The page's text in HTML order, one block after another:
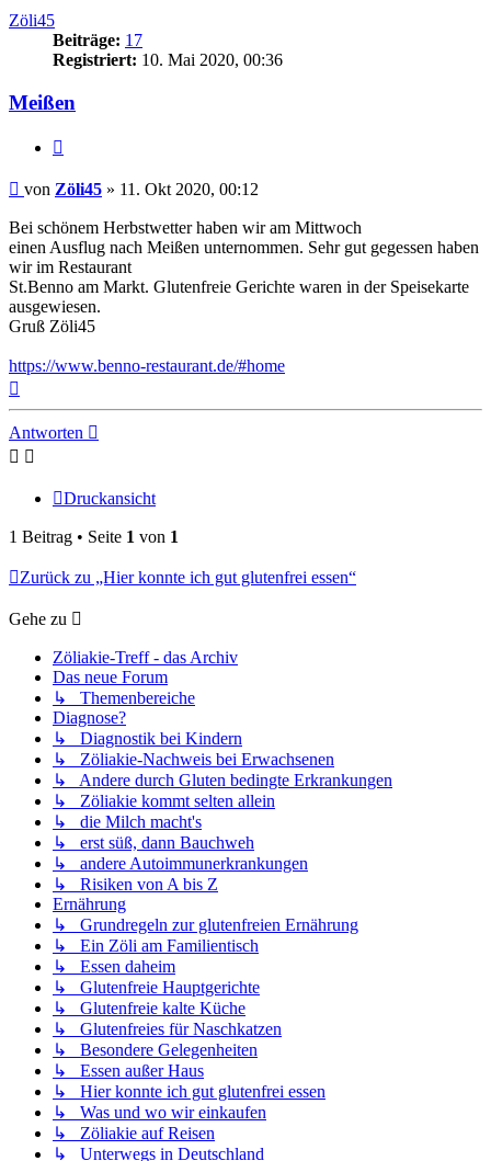
Zöli45
Beiträge: 17
Registriert: 10. Mai 2020, 00:36
Meißen
Beitrag
von Zöli45 » 11. Okt 2020, 00:12
Bei schönem Herbstwetter haben wir am Mittwoch
einen Ausflug nach Meißen unternommen. Sehr gut gegessen haben
wir im Restaurant
St.Benno am Markt. Glutenfreie Gerichte waren in der Speisekarte
ausgewiesen.
Gruß Zöli45
https://www.benno-restaurant.de/#home
Antworten
Druckansicht
1 Beitrag • Seite 1 von 1
Zurück zu „Hier konnte ich gut glutenfrei essen“
Gehe zu
Zöliakie-Treff - das Archiv
Das neue Forum
↳ Themenbereiche
Diagnose?
↳ Diagnostik bei Kindern
↳ Zöliakie-Nachweis bei Erwachsenen
↳ Andere durch Gluten bedingte Erkrankungen
↳ Zöliakie kommt selten allein
↳ die Milch macht's
↳ erst süß, dann Bauchweh
↳ andere Autoimmunerkrankungen
↳ Risiken von A bis Z
Ernährung
↳ Grundregeln zur glutenfreien Ernährung
↳ Ein Zöli am Familientisch
↳ Essen daheim
↳ Glutenfreie Hauptgerichte
↳ Glutenfreie kalte Küche
↳ Glutenfreies für Naschkatzen
↳ Besondere Gelegenheiten
↳ Essen außer Haus
↳ Hier konnte ich gut glutenfrei essen
↳ Was und wo wir einkaufen
↳ Zöliakie auf Reisen
↳ Unterwegs in Deutschland